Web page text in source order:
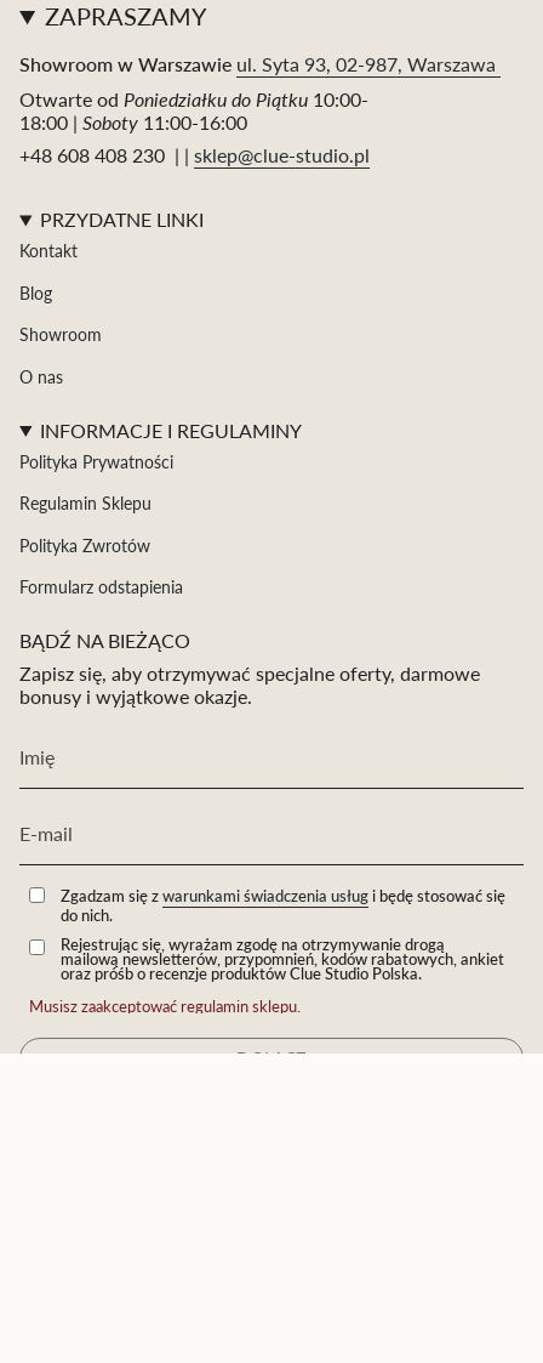
ZAPRASZAMY
Showroom w Warszawie ul. Syta 93, 02-987, Warszawa
Otwarte od Poniedziałku do Piątku 10:00-
18:00 | Soboty 11:00-16:00
+48 608 408 230 | | sklep@clue-studio.pl
PRZYDATNE LINKI
Kontakt
Blog
Showroom
O nas
INFORMACJE I REGULAMINY
Polityka Prywatności
Regulamin Sklepu
Polityka Zwrotów
Formularz odstapienia
BĄDŹ NA BIEŻĄCO
Zapisz się, aby otrzymywać specjalne oferty, darmowe
bonusy i wyjątkowe okazje.
Zgadzam się zwarunkami świadczenia usługi będę stosować się
do nich.
Rejestrując się, wyrażam zgodę na otrzymywanie drogą
mailową newsletterów, przypomnień, kodów rabatowych, ankiet
oraz próśb o recenzje produktów Clue Studio Polska.
Musisz zaakceptować regulamin sklepu.
DOŁĄCZ